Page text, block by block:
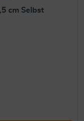
cm Selbst